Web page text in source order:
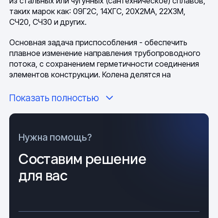
таких марок как: 09Г2С, 14ХГС, 20Х2МА, 22Х3М,
СЧ20, СЧ30 и других.
Основная задача приспособления - обеспечить
плавное изменение направления трубопроводного
потока, с сохранением герметичности соединения
элементов конструкции. Колена делятся на
водопроводные, канализационные, по методу
раструбные. С учетом агрессивности окружения на
покрываются противокоррозийными средствами
защищенными - нержавеющие, оцинкованные,
эмалированные, чугунные.
Показать полностью
Нужна помощь?
Составим решение
для вас